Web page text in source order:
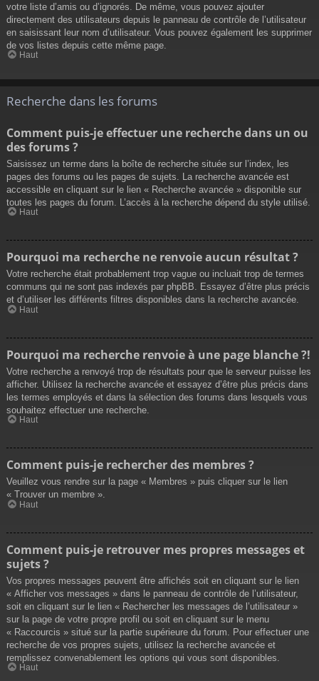
votre liste d’amis ou d’ignorés. De même, vous pouvez ajouter
directement des utilisateurs depuis le panneau de contrôle de l’utilisateur
en saisissant leur nom d’utilisateur. Vous pouvez également les supprimer
de vos listes depuis cette même page.
Haut
Recherche dans les forums
Comment puis-je effectuer une recherche dans un ou
des forums ?
Saisissez un terme dans la boîte de recherche située sur l’index, les
pages des forums ou les pages de sujets. La recherche avancée est
accessible en cliquant sur le lien « Recherche avancée » disponible sur
toutes les pages du forum. L’accès à la recherche dépend du style utilisé.
Haut
Pourquoi ma recherche ne renvoie aucun résultat ?
Votre recherche était probablement trop vague ou incluait trop de termes
communs qui ne sont pas indexés par phpBB. Essayez d’être plus précis
et d’utiliser les différents filtres disponibles dans la recherche avancée.
Haut
Pourquoi ma recherche renvoie à une page blanche ?!
Votre recherche a renvoyé trop de résultats pour que le serveur puisse les
afficher. Utilisez la recherche avancée et essayez d’être plus précis dans
les termes employés et dans la sélection des forums dans lesquels vous
souhaitez effectuer une recherche.
Haut
Comment puis-je rechercher des membres ?
Veuillez vous rendre sur la page « Membres » puis cliquer sur le lien
« Trouver un membre ».
Haut
Comment puis-je retrouver mes propres messages et
sujets ?
Vos propres messages peuvent être affichés soit en cliquant sur le lien
« Afficher vos messages » dans le panneau de contrôle de l’utilisateur,
soit en cliquant sur le lien « Rechercher les messages de l’utilisateur »
sur la page de votre propre profil ou soit en cliquant sur le menu
« Raccourcis » situé sur la partie supérieure du forum. Pour effectuer une
recherche de vos propres sujets, utilisez la recherche avancée et
remplissez convenablement les options qui vous sont disponibles.
Haut